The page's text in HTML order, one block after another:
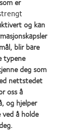
n=47, DAILIES
i synsskarphet på
of the different soft
14–70 år.
samt
og kan
blir bare
typene
deg som
nettstedet
oss å
og hjelper
å holde